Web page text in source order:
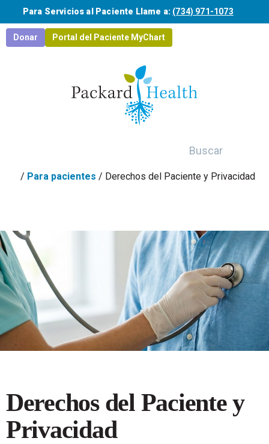
Saltar al contenido principal
Para Servicios al Paciente Llame a: (734) 971-1073
Donar Portal del Paciente MyChart
/ Para pacientes / Derechos del Paciente y Privacidad
Derechos del Paciente y
Privacidad